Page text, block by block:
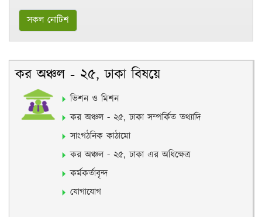
সকল নোটিশ
কর অঞ্চল - ২৫, ঢাকা বিষয়ে
ভিশন ও মিশন
কর অঞ্চল - ২৫, ঢাকা সম্পর্কিত তথ্যাদি
সাংগঠনিক কাঠামো
কর অঞ্চল - ২৫, ঢাকা এর অধিক্ষেত্র
কর্মকর্তাবৃন্দ
যোগাযোগ